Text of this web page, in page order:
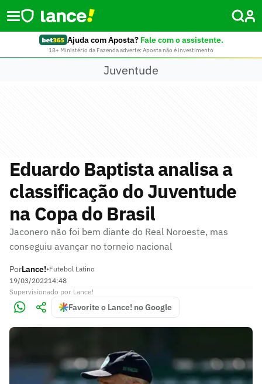
Ajuda com Aposta? Fale com o assistente.
18+ Ministério da Fazenda adverte: Aposta não é investimento
Juventude
Eduardo Baptista analisa a
classificação do Juventude
na Copa do Brasil
Jaconero não foi bem diante do Real Noroeste, mas
conseguiu avançar no torneio nacional
PorLance!•Futebol Latino
19/03/202214:48
Supervisionado por Lance!
Favorite o Lance! no Google